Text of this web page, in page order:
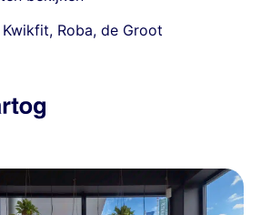
Kwikfit, Roba,de Groot